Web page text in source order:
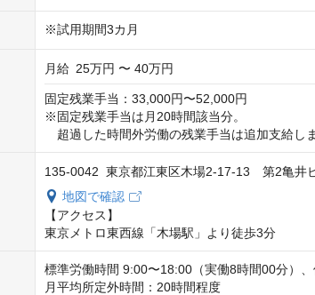
※試用期間3カ月
月給 25万円 〜 40万円
固定残業手当：33,000円〜52,000円
※固定残業手当は月20時間該当分。
超過した時間外労働の残業手当は追加支給しま
135-0042 東京都江東区木場2-17-13 第2亀井
地図で確認
【アクセス】
東京メトロ東西線「木場駅」より徒歩3分
標準労働時間 9:00〜18:00（実働8時間00分）
月平均所定外時間：20時間程度